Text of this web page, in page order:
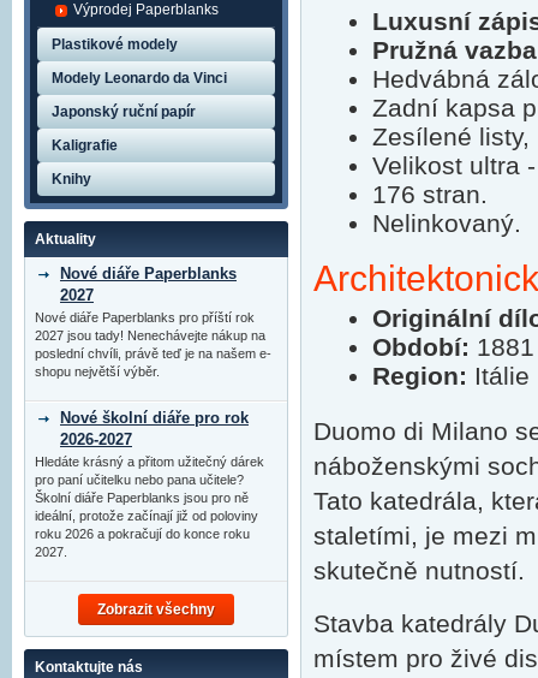
Luxusní
Pružná
Hedvábná
Zadní kapsa
Zesílené
Velikost ultra
176 stran.
Nelinkovaný.
Originální
Období: 1881
Region: Itálie
Duomo di Milano
náboženskými
Tato katedrála,
staletími, je mezi
skutečně nutností.
Stavba katedrály
místem pro živé
Výprodej Paperblanks
Plastikové modely
Modely Leonardo da Vinci
Japonský ruční papír
Kaligrafie
Knihy
Aktuality
Nové diáře Paperblanks
2027
Nové diáře Paperblanks pro příští rok
2027 jsou tady! Nenechávejte nákup na
poslední chvíli, právě teď je na našem e-
shopu největší výběr.
Nové školní diáře pro rok
2026-2027
Hledáte krásný a přitom užitečný dárek
pro paní učitelku nebo pana učitele?
Školní diáře Paperblanks jsou pro ně
ideální, protože začínají již od poloviny
roku 2026 a pokračují do konce roku
2027.
Zobrazit všechny
Kontaktujte nás